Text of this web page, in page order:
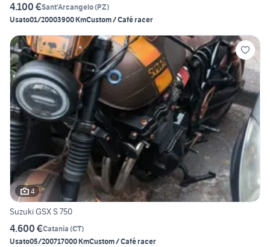
4.100 €Sant'Arcangelo(PZ)
Usato01/20003900 KmCustom / Café racer
4
Suzuki GSX S 750
4.600 €Catania (CT)
Usato05/200717000 KmCustom / Café racer